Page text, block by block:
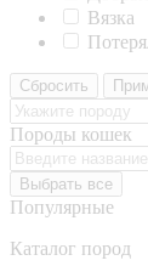
Вязка
Сбросить
Породы кошек
Выбрать все
Популярные
Каталог пород